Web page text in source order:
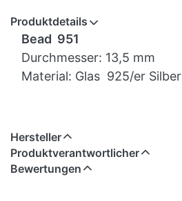
Produktdetails
Bead 951
Durchmesser: 13,5 mm
Material: Glas 925/er Silber
Hersteller
Produktverantwortlicher
Bewertungen